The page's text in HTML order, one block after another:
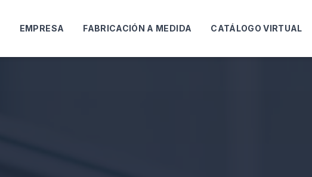
EMPRESA FABRICACIÓN A MEDIDA CATÁLOGO VIRTUAL